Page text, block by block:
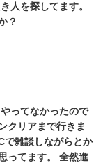
人を探してます。
？
ってなかったので
クリアまで行きま
で雑談しながらとか
ってます。 全然進